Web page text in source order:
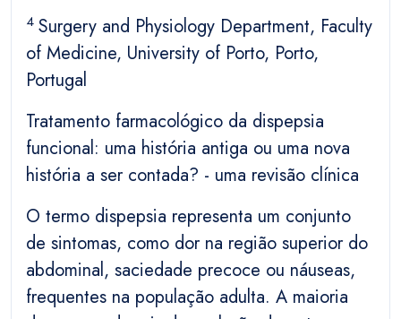
4 Surgery and Physiology Department, Faculty
of Medicine, University of Porto, Porto,
Portugal
Tratamento farmacológico da dispepsia
funcional: uma história antiga ou uma nova
história a ser contada? - uma revisão clínica
O termo dispepsia representa um conjunto
de sintomas, como dor na região superior do
abdominal, saciedade precoce ou náuseas,
frequentes na população adulta. A maioria